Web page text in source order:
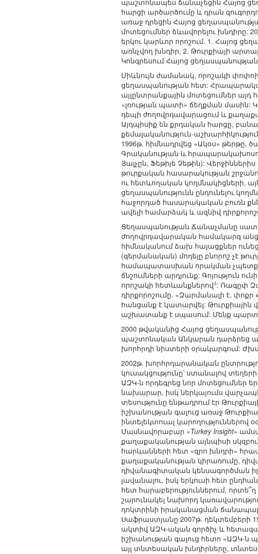
պաշտոնապես ճանաչեցին Հայոց
հարցի արծարծումը և դրան
առաջ դրեցին Հայոց
մոտեցումներ ձևավորելու խնդիրը:
երկու կարևոր որոշում. 1. Հայոց
առնչվող խնդիր, 2. Թուրքիայի
Կոնգրեսում Հայոց
Միևնույն ժամանակ, որոշակի
ցեղասպանության հետ:
այլընտրանքային մոտեցումներ
«լռության պատի» ճեղքման մասին:
դեպի ժողովրդավարացում և
Այդպիսիք են քրդական հարցը,
քեմալականություն-
1996թ. հիմնադրվեց «Ակօս»
Գրականության և
Յալչըն, Ֆեթիյե Չեթին):
թուրքական հասարակության
ու հետևողական կողմնակիցների,
ցեղասպանությունն ընդունելու
հաջորդած հասարակական բուռն
ավելի համարձակ և ազնիվ
Ցեղասպանության Ճանաչմանը
ժողովրդավարական համակարգ
հիմնականում ձախ հայացքներ
(գերմանական) մոդելը բնորոշ չէ
համապատասխան որակման չպետք է
ճնշումների արդյունք: Գոյություն
որոշակի հետևանքներով4: Ռագըփ
դիրքորոշումը. «Զարմանալի է,
հանցանք է կատարվել: Թուրքիային
աշխատանք է սպասում: Մենք
2000 թվականից Հայոց
պաշտոնական Անկարան դարձրեց
խորհրդի նիստերի օրակարգում:
2002թ. խորհրդարանական
կուսակցությունը՝ ստանալով
ԱԶԿ-ն որդեգրեց նոր մոտեցումներ
նախարար, իսկ ներկայումս
տեսությունը ենթադրում էր
իշխանության գալուց առաջ
ինտելեկտուալ
Մասնավորաբար «Turkey Insight»
քաղաքականության այնպիսի
հարևանների հետ «զրո խնդրի»
քաղաքականության կիրառումը,
դիվանագիտական կենսագործման
լավանալու, իսկ երկուսի հետ
հետ հարաբերություններում,
շարունակել նախորդ
դոկտրինի իրականացման
Սաֆրաստյանը 2007թ. դեկտեմբերի
ակտիվ ԱԶԿ-ական գործիչ և
իշխանության գալուց հետո «ԱԶԿ-ն
այլ տնտեսական խնդիրները,